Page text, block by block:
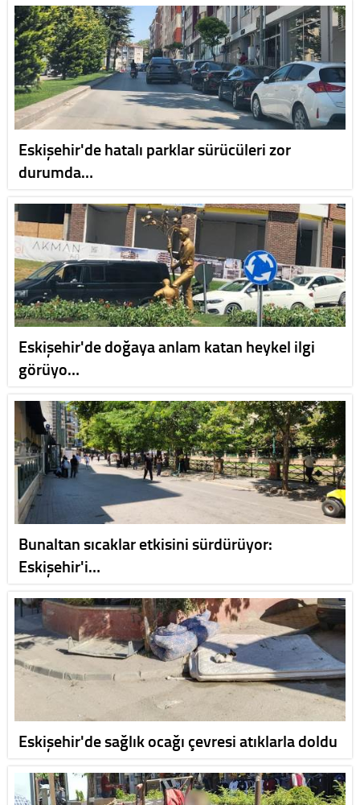
Eskişehir'de hatalı parklar sürücüleri zor
durumda…
Eskişehir'de doğaya anlam katan heykel ilgi
görüyo…
Bunaltan sıcaklar etkisini sürdürüyor:
Eskişehir'i…
Eskişehir'de sağlık ocağı çevresi atıklarla doldu